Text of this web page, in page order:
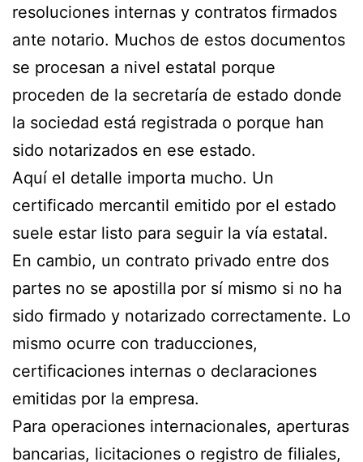
resoluciones internas y contratos firmados
ante notario. Muchos de estos documentos
se procesan a nivel estatal porque
proceden de la secretaría de estado donde
la sociedad está registrada o porque han
sido notarizados en ese estado.
Aquí el detalle importa mucho. Un
certificado mercantil emitido por el estado
suele estar listo para seguir la vía estatal.
En cambio, un contrato privado entre dos
partes no se apostilla por sí mismo si no ha
sido firmado y notarizado correctamente. Lo
mismo ocurre con traducciones,
certificaciones internas o declaraciones
emitidas por la empresa.
Para operaciones internacionales, aperturas
bancarias, licitaciones o registro de filiales,